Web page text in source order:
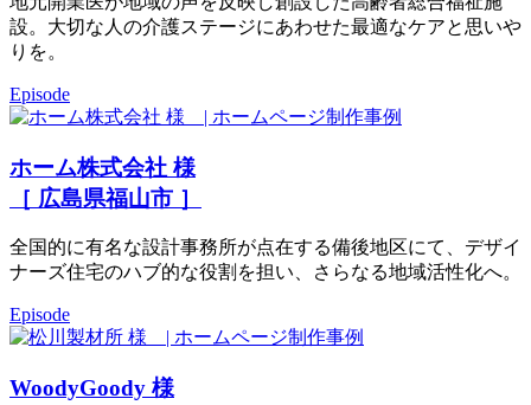
設。大切な人の介護ステージにあわせた最適なケアと思いや
りを。
Episode
ホーム株式会社 様
［ 広島県福山市 ］
全国的に有名な設計事務所が点在する備後地区にて、デザイ
ナーズ住宅のハブ的な役割を担い、さらなる地域活性化へ。
Episode
WoodyGoody 様